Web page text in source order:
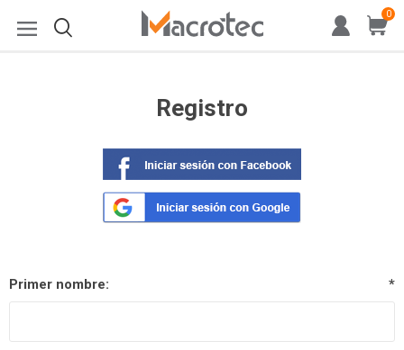
0
Registro
Primer nombre: *